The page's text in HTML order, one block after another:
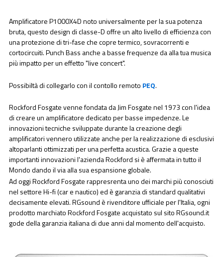
Amplificatore P1000X4D noto universalmente per la sua potenza
bruta, questo design di classe-D offre un alto livello di efficienza con
una protezione di tri-fase che copre termico, sovracorrenti e
cortocircuiti. Punch Bass anche a basse frequenze da alla tua musica
più impatto per un effetto "live concert".
Possibiltà di collegarlo con il contollo remoto PEQ.
Rockford Fosgate venne fondata da Jim Fosgate nel 1973 con l'idea
di creare un amplificatore dedicato per basse impedenze. Le
innovazioni tecniche sviluppate durante la creazione degli
amplificatori vennero utilizzate anche per la realizzazione di esclusivi
altoparlanti ottimizzati per una perfetta acustica. Grazie a queste
importanti innovazioni l'azienda Rockford si è affermata in tutto il
Mondo dando il via alla sua espansione globale.
Ad oggi Rockford Fosgate rappresrenta uno dei marchi più conosciuti
nel settore Hi-fi (car e nautico) ed è garanzia di standard qualitativi
decisamente elevati. RGsound è rivenditore ufficiale per l'Italia, ogni
prodotto marchiato Rockford Fosgate acquistato sul sito RGsound.it
gode della garanzia italiana di due anni dal momento dell'acquisto.